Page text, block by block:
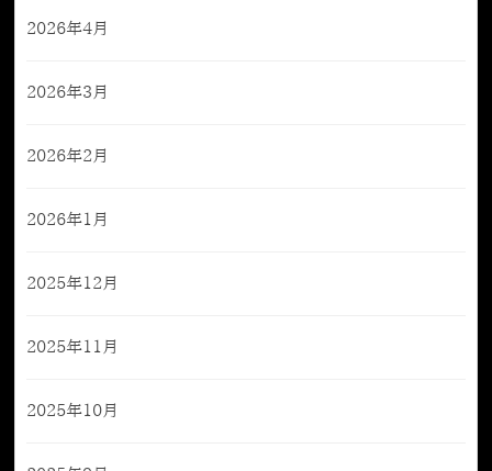
2026年4月
2026年3月
2026年2月
2026年1月
2025年12月
2025年11月
2025年10月